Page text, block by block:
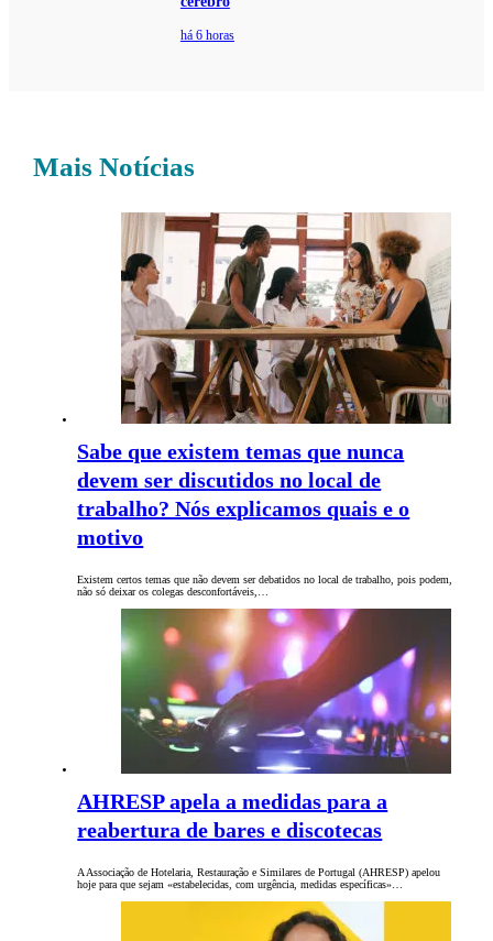
há 6 horas
Mais Notícias
Sabe que existem temas que nunca
devem ser discutidos no local de
trabalho? Nós explicamos quais e o
motivo
Existem certos temas que não devem ser debatidos no local de trabalho, pois podem,
não só deixar os colegas desconfortáveis,…
AHRESP apela a medidas para a
reabertura de bares e discotecas
A Associação de Hotelaria, Restauração e Similares de Portugal (AHRESP) apelou
hoje para que sejam «estabelecidas, com urgência, medidas específicas»…